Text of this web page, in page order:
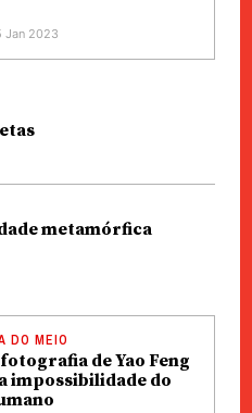
Jan 2023
metamórfica
DO MEIO
de Yao Feng
impossibilidade do